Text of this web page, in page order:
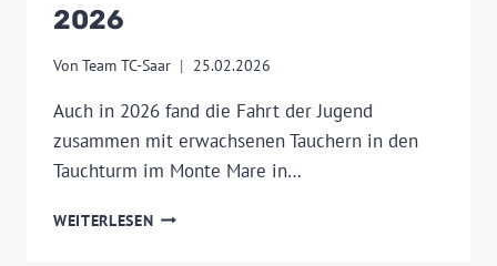
2026
Von Team TC-Saar 25.02.2026
Auch in 2026 fand die Fahrt der Jugend
zusammen mit erwachsenen Tauchern in den
Tauchturm im Monte Mare in…
WEITERLESENTAUCHTURM